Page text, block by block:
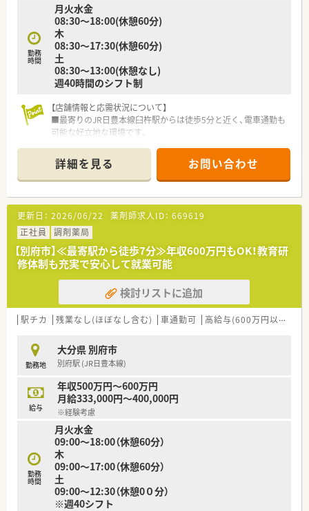
方が在籍しています。
勤務
時間
月火水金
08:30～18:00(休憩60分)
木
08:30～17:30(休憩60分)
土
08:30～13:00(休憩なし)
週40時間のシフト制
【店舗情報と応需状況について】
■最寄りのJR日豊本線臼杵駅からは徒歩5分と近く、電車通勤も
可能な好立地な環境です。
門性を高められる職場です。
■薬剤師は常勤2名体制での勤務を予定しており、事務スタッフ
も複数名在籍している環境です。
【募集背景と求める人物像について】
■調剤経験が5年以上あり、即戦力として活躍できる経験豊富な
薬剤師の方を歓迎しています。
■大手チェーンでの勤務経験がある方や、認定薬剤師等の資格を
お持ちの方には最適な環境です。
■対人業務に前向きで、かかりつけ薬剤師としての活動にも意欲
的な方を求めている職場です。
【法人特徴について】
■全国規模のネットワークを持つ安定した経営基盤があり、安心
■地域連携薬局や健康サポート薬局の認定取得にも積極的で、地
域医療に貢献できる企業です。
■デジタルトランスフォーメーションを推進し、タブレット等で
業務効率化を図っている法人です。
【勤務実態について】
■残業代は1分単位で計算され、朝の始業前準備の時間もしっか
りと給与に反映される仕組みです。
■有給休暇の取得率も高く、平均して年間9日以上はしっかりと
消化されている働きやすい環境です。
■育児短時間勤務は小学1年生修了まで取得可能で、子育て世代
も働き続けやすい職場環境です。
詳細を見る お問い合わせ
更新日： 2026/06/22 薬剤師求人ID： 669619
正社員
調剤薬局
【別府市】≪最寄駅から徒歩7分≫年収600万円もOK！教育研
修体制も充実で安心して就業可能
検討リストに追加
駅チカ 残業なし(ほぼなし含む) 車通勤可 高給与(600万円以上)
勤務地
大分県 別府市
別府駅 (JR日豊本線)
給与
年収500万円～600万円
月給333,000円～400,000円
※経験考慮
勤務
時間
月火水金
09:00～18:00（休憩60分）
木
09:00～17:00（休憩60分）
土
09:00～12:30（休憩0０分）
※週40シフト